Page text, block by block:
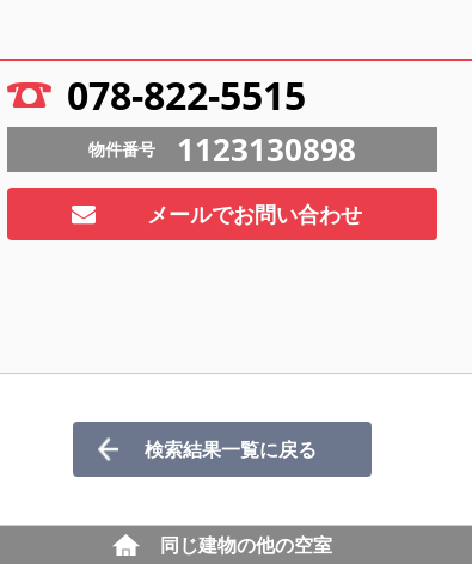
078-822-5515
物件番号 1123130898
メールでお問い合わせ
検索結果一覧に戻る
同じ建物の他の空室